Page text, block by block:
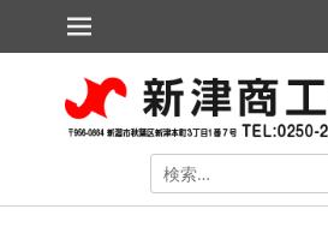
メインメニュー
コ
ン
ツ
へ
ッ
新
The Niitsu Chamber of Commerce and
検
索